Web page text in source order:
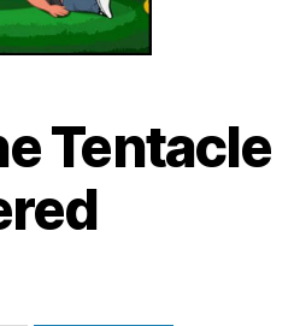
Tentacle